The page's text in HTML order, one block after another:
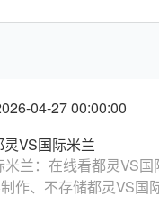
04-27 00:00:00
灵VS国际米兰
米兰：在线看都灵VS
作、不存储都灵VS国